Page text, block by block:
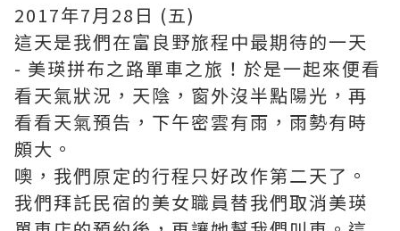
2017年7月28日 (五)
這天是我們在富良野旅程中最期待的一天
- 美瑛拼布之路單車之旅！於是一起來便看
看天氣狀況，天陰，窗外沒半點陽光，再
看看天氣預告，下午密雲有雨，雨勢有時
頗大。
噢，我們原定的行程只好改作第二天了。
我們拜託民宿的美女職員替我們取消美瑛